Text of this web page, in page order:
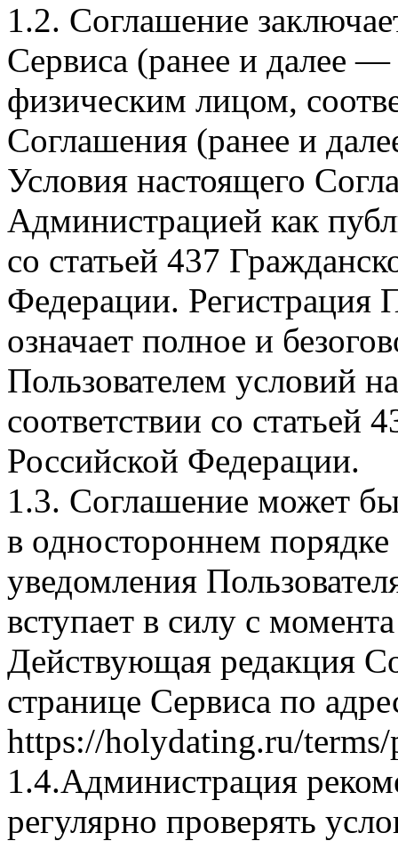
1.2. Соглашение
Сервиса (ранее и далее
физическим лицом,
Соглашения (ранее и
Условия настоящего
Администрацией как
со статьей 437
Федерации. Регистрация
означает полное и
Пользователем условий
соответствии со статьей
Российской Федерации.
1.3. Соглашение может
в одностороннем порядке
уведомления
вступает в силу с
Действующая редакция
странице Сервиса по
https://holydating.ru/
1.4.Администрация
регулярно проверять